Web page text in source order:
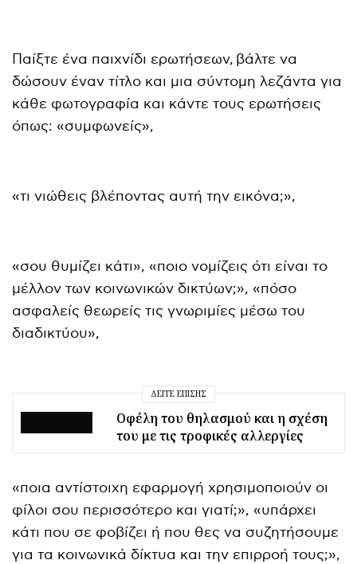
Παίξτε ένα παιχνίδι ερωτήσεων, βάλτε να
δώσουν έναν τίτλο και μια σύντομη λεζάντα για
κάθε φωτογραφία και κάντε τους ερωτήσεις
όπως: «συμφωνείς»,
«τι νιώθεις βλέποντας αυτή την εικόνα;»,
«σου θυμίζει κάτι», «ποιο νομίζεις ότι είναι το
μέλλον των κοινωνικών δικτύων;», «πόσο
ασφαλείς θεωρείς τις γνωριμίες μέσω του
διαδικτύου»,
ΔΕΊΤΕ ΕΠΊΣΗΣ
Οφέλη του θηλασμού και η σχέση
του με τις τροφικές αλλεργίες
«ποια αντίστοιχη εφαρμογή χρησιμοποιούν οι
φίλοι σου περισσότερο και γιατί;», «υπάρχει
κάτι που σε φοβίζει ή που θες να συζητήσουμε
για τα κοινωνικά δίκτυα και την επιρροή τους;»,